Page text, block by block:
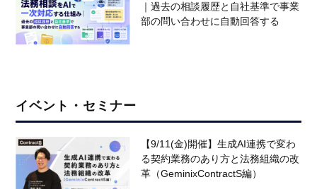
｜過去の相談履歴と自社基準で事業
部の問い合わせに自動回答する
イベント・セミナー
【9/11(金)開催】生成AI連携で変わ
る契約業務のあり方と法務組織の改
革（GeminixContractS編）